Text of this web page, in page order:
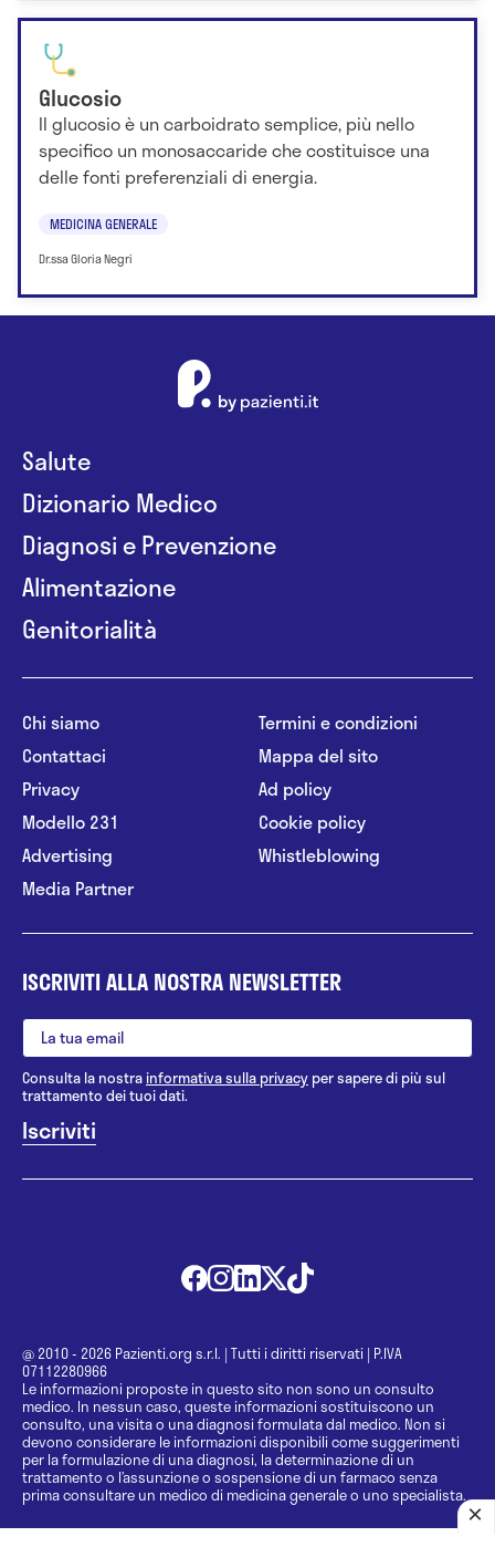
Glucosio
Il glucosio è un carboidrato semplice, più nello
specifico un monosaccaride che costituisce una
delle fonti preferenziali di energia.
MEDICINA GENERALE
Dr.ssa Gloria Negri
Salute
Dizionario Medico
Diagnosi e Prevenzione
Alimentazione
Genitorialità
Chi siamo
Contattaci
Privacy
Modello 231
Advertising
Media Partner
Termini e condizioni
Mappa del sito
Ad policy
Cookie policy
Whistleblowing
ISCRIVITI ALLA NOSTRA NEWSLETTER
Consulta la nostrainformativa sulla privacy per sapere di più sul
trattamento dei tuoi dati.
@ 2010 - 2026 Pazienti.org s.r.l. | Tutti i diritti riservati | P.IVA
07112280966
Le informazioni proposte in questo sito non sono un consulto
medico. In nessun caso, queste informazioni sostituiscono un
consulto, una visita o una diagnosi formulata dal medico. Non si
devono considerare le informazioni disponibili come suggerimenti
per la formulazione di una diagnosi, la determinazione di un
trattamento o l’assunzione o sospensione di un farmaco senza
prima consultare un medico di medicina generale o uno specialista.